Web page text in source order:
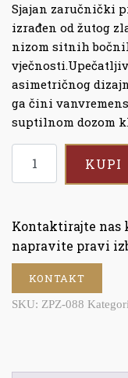
Sjajan zaručnički
izrađen od žutog
nizom sitnih
asimetričnog
ga čini
suptilnom dozom
KUPI
Kontaktirajte nas
napravite pravi
KONTAKT
SKU: ZPZ-088